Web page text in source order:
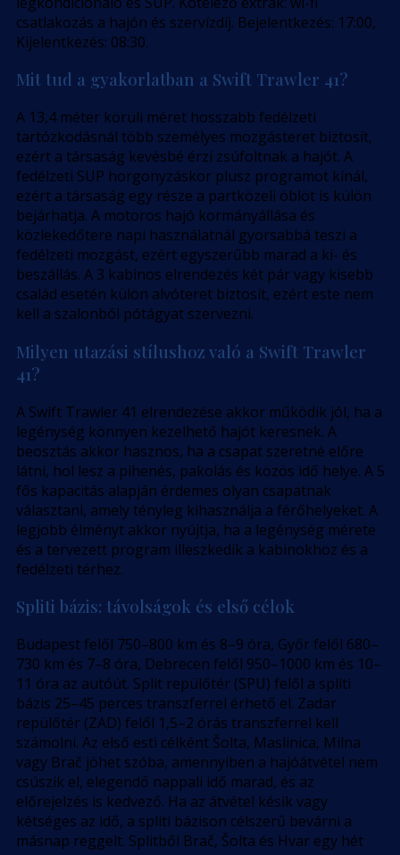
csatlakozás a hajón és szervízdíj. Bejelentkezés: 17:00,
Kijelentkezés: 08:30.
Mit tud a gyakorlatban a Swift Trawler 41?
A 13,4 méter körüli méret hosszabb fedélzeti
tartózkodásnál több személyes mozgásteret biztosít,
ezért a társaság kevésbé érzi zsúfoltnak a hajót. A
fedélzeti SUP horgonyzáskor plusz programot kínál,
ezért a társaság egy része a partközeli öblöt is külön
bejárhatja. A motoros hajó kormányállása és
közlekedőtere napi használatnál gyorsabbá teszi a
fedélzeti mozgást, ezért egyszerűbb marad a ki- és
beszállás. A 3 kabinos elrendezés két pár vagy kisebb
család esetén külön alvóteret biztosít, ezért este nem
kell a szalonból pótágyat szervezni.
Milyen utazási stílushoz való a Swift Trawler
41?
A Swift Trawler 41 elrendezése akkor működik jól, ha a
legénység könnyen kezelhető hajót keresnek. A
beosztás akkor hasznos, ha a csapat szeretné előre
látni, hol lesz a pihenés, pakolás és közös idő helye. A 5
fős kapacitás alapján érdemes olyan csapatnak
választani, amely tényleg kihasználja a férőhelyeket. A
legjobb élményt akkor nyújtja, ha a legénység mérete
és a tervezett program illeszkedik a kabinokhoz és a
fedélzeti térhez.
Spliti bázis: távolságok és első célok
Budapest felől 750–800 km és 8–9 óra, Győr felől 680–
730 km és 7–8 óra, Debrecen felől 950–1000 km és 10–
11 óra az autóút. Split repülőtér (SPU) felől a spliti
bázis 25–45 perces transzferrel érhető el. Zadar
repülőtér (ZAD) felől 1,5–2 órás transzferrel kell
számolni. Az első esti célként Šolta, Maslinica, Milna
vagy Brač jöhet szóba, amennyiben a hajóátvétel nem
csúszik el, elegendő nappali idő marad, és az
előrejelzés is kedvező. Ha az átvétel késik vagy
kétséges az idő, a spliti bázison célszerű bevárni a
másnap reggelt. Splitből Brač, Šolta és Hvar egy hét